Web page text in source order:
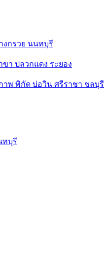
งกรวย นนทบุรี
ขา ปลวกแดง ระยอง
ภาพ พิกัด บ่อวิน ศรีราชา ชลบุรี
ทบุรี